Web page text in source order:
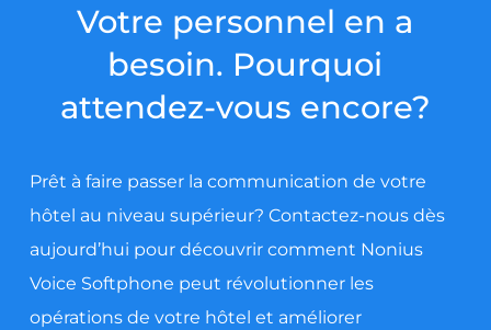
Votre personnel en a
besoin. Pourquoi
attendez-vous encore?
Prêt à faire passer la communication de votre
hôtel au niveau supérieur? Contactez-nous dès
aujourd’hui pour découvrir comment Nonius
Voice Softphone peut révolutionner les
opérations de votre hôtel et améliorer